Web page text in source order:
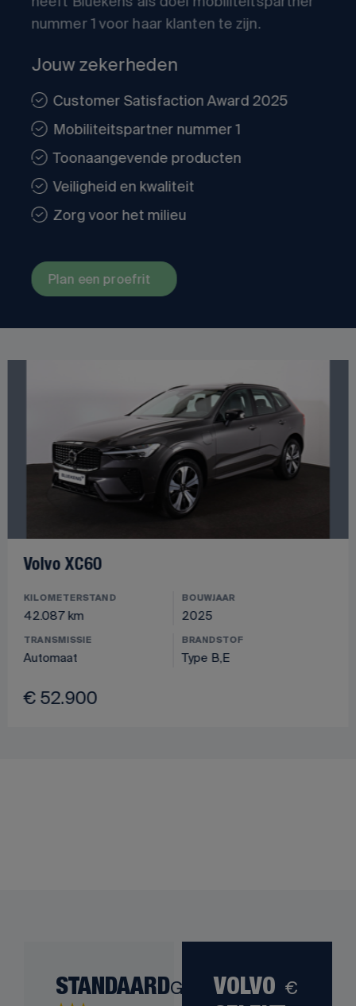
nummer 1 voor haar klanten te zijn.
Jouw zekerheden
Customer Satisfaction Award 2025
Mobiliteitspartner nummer 1
Toonaangevende producten
Veiligheid en kwaliteit
Zorg voor het milieu
Plan een proefrit
Volvo XC60
KILOMETERSTAND
42.087 km
BOUWJAAR
2025
TRANSMISSIE
Automaat
BRANDSTOF
Type B,E
€ 52.900
STANDAARDGratisVOLVO €